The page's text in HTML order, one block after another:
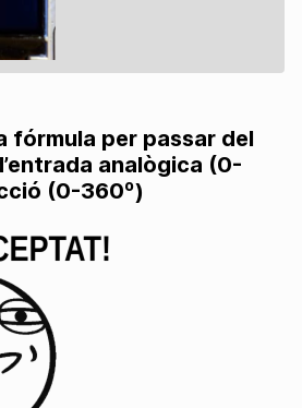
fórmula per passar del
analògica (0-
(0-360º)